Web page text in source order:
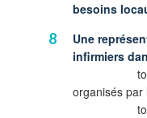
besoins
Une
infirmiers
organisés par
tous les